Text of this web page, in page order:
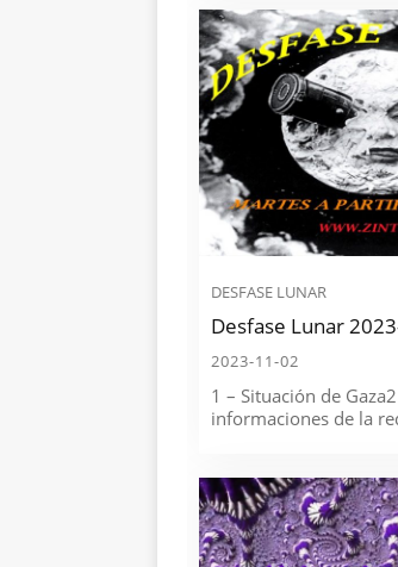
DESFASE LUNAR
Desfase Lunar
2023-11-02
1 – Situación de
informaciones de la